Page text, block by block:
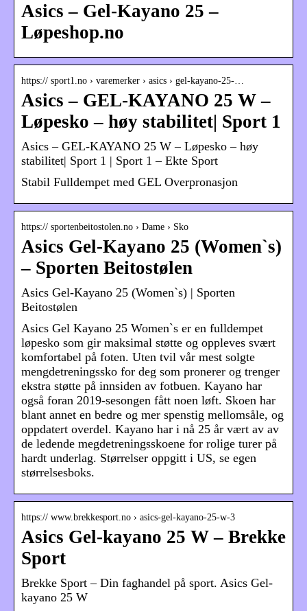
Asics – Gel-Kayano 25 –
Løpeshop.no
https:// sport1.no › varemerker › asics › gel-kayano-25-…
Asics – GEL-KAYANO 25 W –
Løpesko – høy stabilitet| Sport 1
Asics – GEL-KAYANO 25 W – Løpesko – høy
stabilitet| Sport 1 | Sport 1 – Ekte Sport
Stabil Fulldempet med GEL Overpronasjon
https:// sportenbeitostolen.no › Dame › Sko
Asics Gel-Kayano 25 (Women`s)
– Sporten Beitostølen
Asics Gel-Kayano 25 (Women`s) | Sporten
Beitostølen
Asics Gel Kayano 25 Women`s er en fulldempet
løpesko som gir maksimal støtte og oppleves svært
komfortabel på foten. Uten tvil vår mest solgte
mengdetreningssko for deg som pronerer og trenger
ekstra støtte på innsiden av fotbuen. Kayano har
også foran 2019-sesongen fått noen løft. Skoen har
blant annet en bedre og mer spenstig mellomsåle, og
oppdatert overdel. Kayano har i nå 25 år vært av av
de ledende megdetreningsskoene for rolige turer på
hardt underlag. Størrelser oppgitt i US, se egen
størrelsesboks.
https:// www.brekkesport.no › asics-gel-kayano-25-w-3
Asics Gel-kayano 25 W – Brekke
Sport
Brekke Sport – Din faghandel på sport. Asics Gel-
kayano 25 W